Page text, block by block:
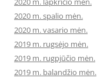
2020 m. spalio mėn.
2020 m. vasario mėn.
2019 m. rugsėjo mėn.
2019 m. rugpjūčio mėn.
2019 m. balandžio mėn.